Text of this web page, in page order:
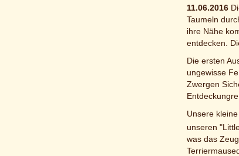
11.06.2016
Taumeln
ihre Nähe
entdecken.
Die ersten
ungewisse
Zwergen
Unsere
unseren
was das